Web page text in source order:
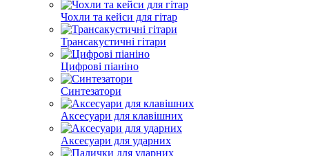
Чохли та кейси для гітар
Трансакустичні гітари
Цифрові піаніно
Синтезатори
Аксесуари для клавішних
Аксесуари для ударних